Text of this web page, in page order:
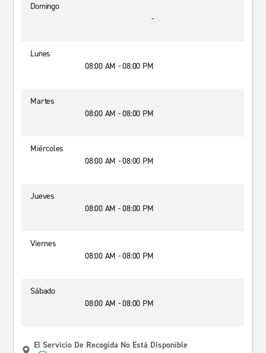
Domingo
-
Lunes
08:00 AM - 08:00 PM
Martes
08:00 AM - 08:00 PM
Miércoles
08:00 AM - 08:00 PM
Jueves
08:00 AM - 08:00 PM
Viernes
08:00 AM - 08:00 PM
Sábado
08:00 AM - 08:00 PM
El Servicio De Recogida No Está Disponible